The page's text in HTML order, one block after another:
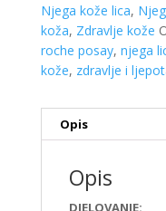
Njega kože lica,
koža, Zdravlje kože
roche posay, njega
kože, zdravlje i
Opis
Opis
DJELOVANJE: